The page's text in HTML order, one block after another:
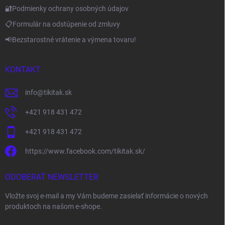
🔐Podmienky ochrany osobných údajov
📋Formulár na odstúpenie od zmluvy
📢Bezstarostné vrátenie a výmena tovaru!
KONTAKT
info@tikitak.sk
+421 918 431 472
+421 918 431 472
https://www.facebook.com/tikitak.sk/
ODOBERAŤ NEWSLETTER
Vložte svoj e-mail a my Vám budeme zasielať informácie o nových
produktoch na našom e-shope.